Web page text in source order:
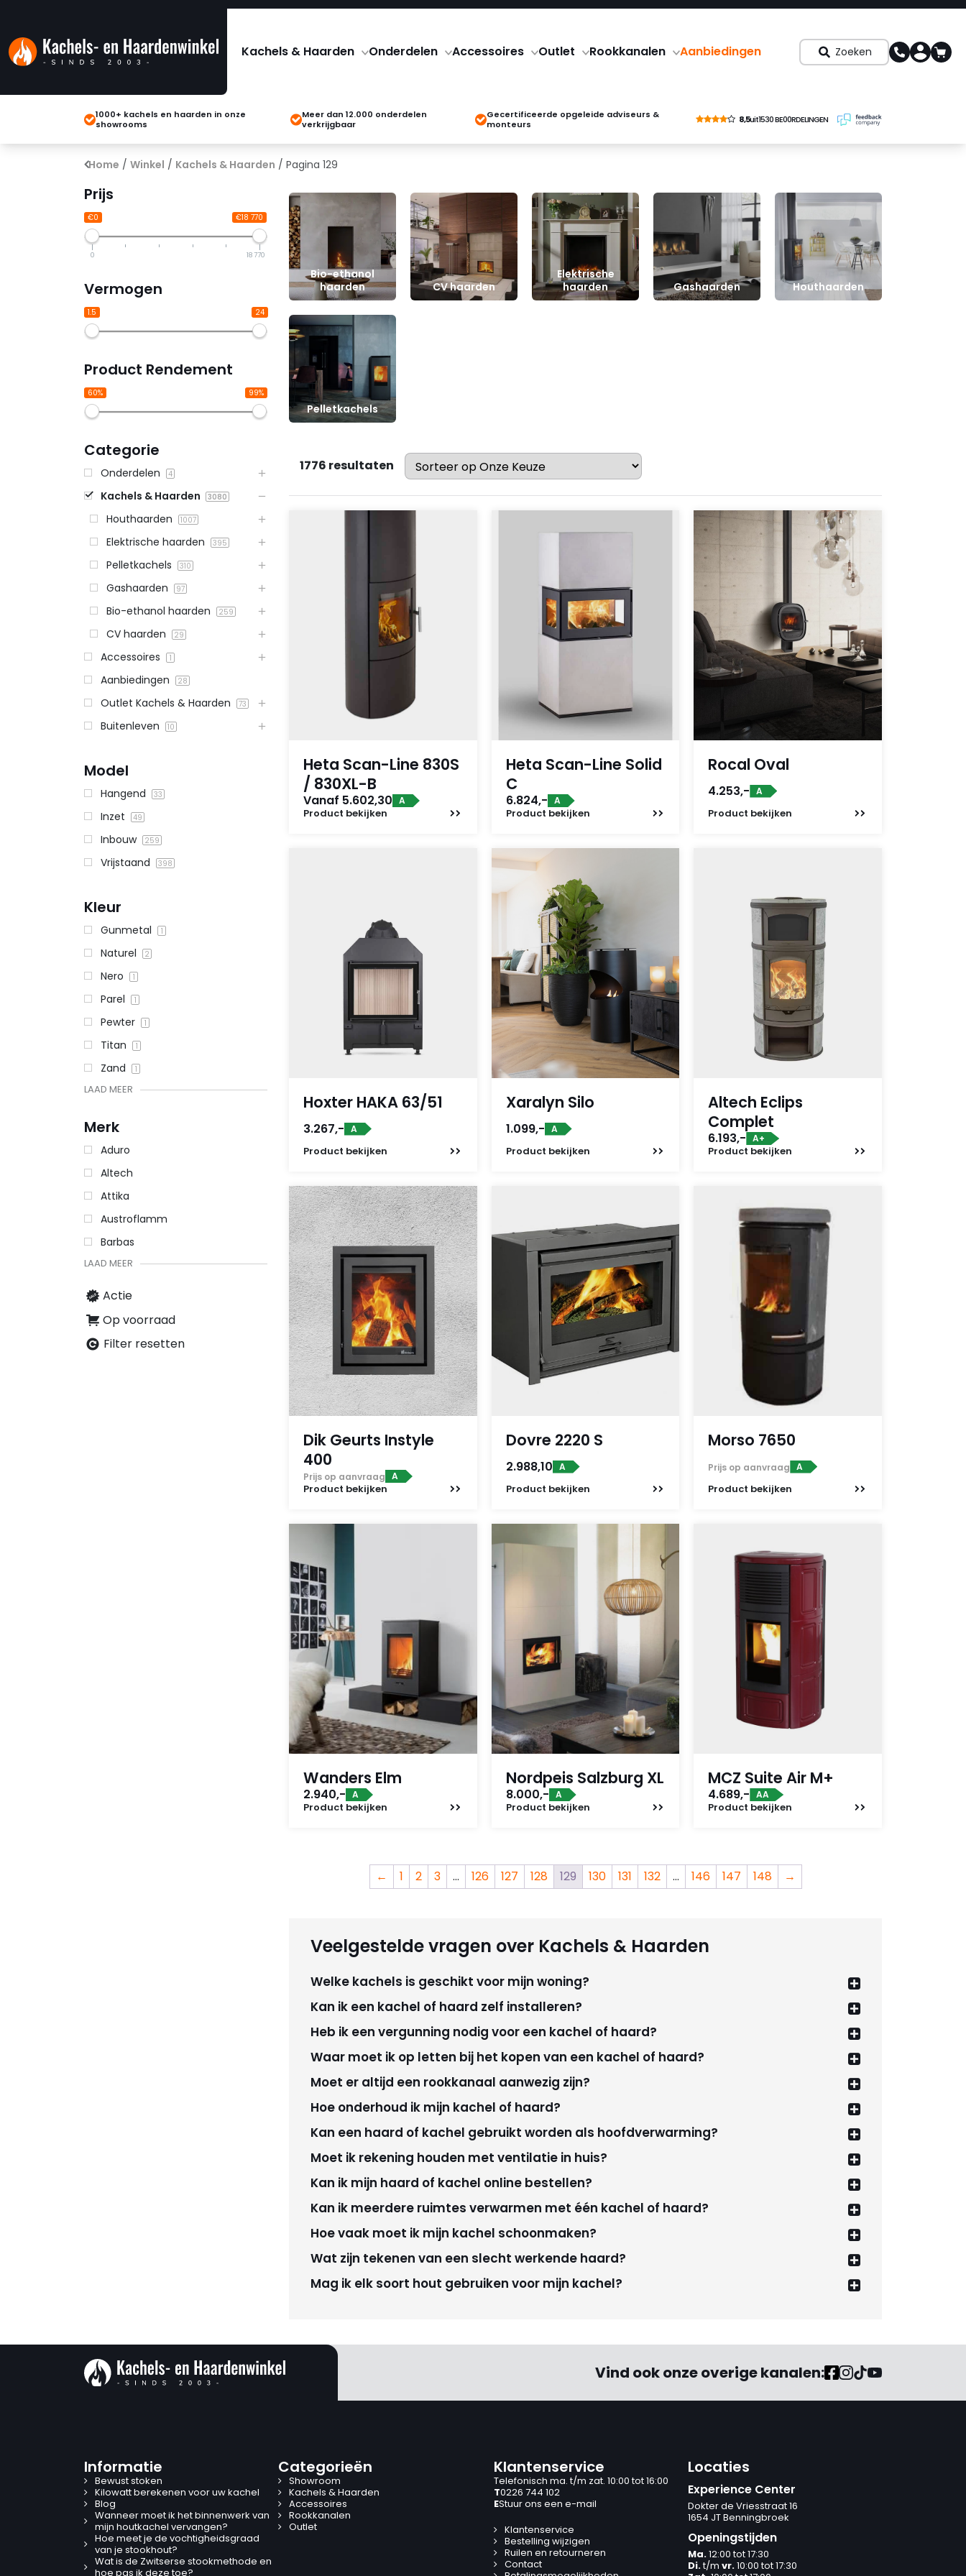
Kachels & Haarden Onderdelen Accessoires Outlet Rookkanalen Aanbiedingen Zoeken
1000+ kachels en haarden in onze
showrooms
Meer dan 12.000 onderdelen
verkrijgbaar
Gecertificeerde opgeleide adviseurs &
monteurs
8,5uit1530 BE00RDELINGEN
Home / Winkel / Kachels & Haarden / Pagina 129
Prijs
€0 €18 770
0 18 770
Vermogen
1.5 24
Product Rendement
60% 99%
Categorie
Onderdelen 4
Kachels & Haarden 3080
Houthaarden 1007
Elektrische haarden 395
Pelletkachels 310
Gashaarden 97
Bio-ethanol haarden 259
CV haarden 29
Accessoires 1
Aanbiedingen 28
Outlet Kachels & Haarden 73
Buitenleven 10
Model
Hangend 33
Inzet 49
Inbouw 259
Vrijstaand 398
Kleur
Gunmetal 1
Naturel 2
Nero 1
Parel 1
Pewter 1
Titan 1
Zand 1
LAAD MEER
Merk
Aduro
Altech
Attika
Austroflamm
Barbas
LAAD MEER
Actie
Op voorraad
Filter resetten
Bio-ethanol
haarden
CV haarden
Elektrische
haarden
Gashaarden Houthaarden
Pelletkachels
1776 resultaten
Heta Scan-Line 830S
/ 830XL-B
Vanaf 5.602,30 A
Product bekijken
Heta Scan-Line Solid
C
6.824,- A
Product bekijken
Rocal Oval
4.253,- A
Product bekijken
Hoxter HAKA 63/51
3.267,- A
Product bekijken
Xaralyn Silo
1.099,- A
Product bekijken
Altech Eclips
Complet
6.193,- A+
Product bekijken
Dik Geurts Instyle
400
Prijs op aanvraag A
Product bekijken
Dovre 2220 S
2.988,10 A
Product bekijken
Morso 7650
Prijs op aanvraag A
Product bekijken
Wanders Elm
2.940,- A
Product bekijken
Nordpeis Salzburg XL
8.000,- A
Product bekijken
MCZ Suite Air M+
4.689,- AA
Product bekijken
← 1 2 3 … 126 127 128 129 130 131 132 … 146 147 148 →
Veelgestelde vragen over Kachels & Haarden
Welke kachels is geschikt voor mijn woning?
Kan ik een kachel of haard zelf installeren?
Heb ik een vergunning nodig voor een kachel of haard?
Waar moet ik op letten bij het kopen van een kachel of haard?
Moet er altijd een rookkanaal aanwezig zijn?
Hoe onderhoud ik mijn kachel of haard?
Kan een haard of kachel gebruikt worden als hoofdverwarming?
Moet ik rekening houden met ventilatie in huis?
Kan ik mijn haard of kachel online bestellen?
Kan ik meerdere ruimtes verwarmen met één kachel of haard?
Hoe vaak moet ik mijn kachel schoonmaken?
Wat zijn tekenen van een slecht werkende haard?
Mag ik elk soort hout gebruiken voor mijn kachel?
Vind ook onze overige kanalen:
Informatie
Bewust stoken
Kilowatt berekenen voor uw kachel
Blog
Wanneer moet ik het binnenwerk van
mijn houtkachel vervangen?
Hoe meet je de vochtigheidsgraad
van je stookhout?
Wat is de Zwitserse stookmethode en
hoe pas ik deze toe?
Categorieën
Showroom
Kachels & Haarden
Accessoires
Rookkanalen
Outlet
Klantenservice
Telefonisch ma. t/m zat. 10:00 tot 16:00
T0226 744 102
EStuur ons een e-mail
Klantenservice
Bestelling wijzigen
Ruilen en retourneren
Contact
Locaties
Experience Center
Dokter de Vriesstraat 16
1654 JT Benningbroek
Openingstijden
Ma.12:00 tot 17:30
Di.t/m vr.10:00 tot 17:30